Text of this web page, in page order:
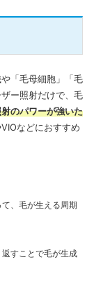
「毛母細胞」「毛
ー照射だけで、毛
のパワーが強いた
などにおすすめ
、毛が生える周期
すことで毛が生成